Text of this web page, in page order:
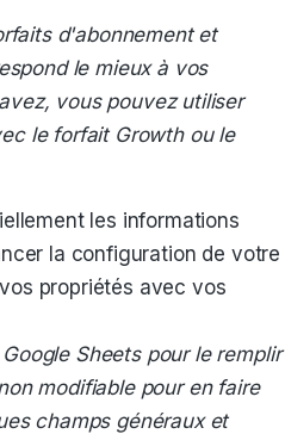
d'abonnement et
le mieux à vos
vous pouvez utiliser
le forfait Growth ou le
les informations
la configuration de votre
propriétés avec vos
Sheets pour le remplir
modifiable pour en faire
champs généraux et